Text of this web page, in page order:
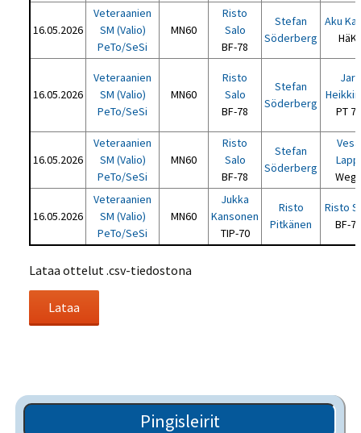
16.05.2026
Veteraanien
SM (Valio)
PeTo/SeSi
MN60
Risto
Salo
BF-78
Stefan
Söderberg
Aku
HäKi
16.05.2026
Veteraanien
SM (Valio)
PeTo/SeSi
MN60
Risto
Salo
BF-78
Stefan
Söderberg
Jari
PT 75
16.05.2026
Veteraanien
SM (Valio)
PeTo/SeSi
MN60
Risto
Salo
BF-78
Stefan
Söderberg
Vesa
Lappi
16.05.2026
Veteraanien
SM (Valio)
PeTo/SeSi
MN60
Jukka
Kansonen
TIP-70
Risto
Pitkänen
Risto
BF-
Lataa ottelut .csv-tiedostona
Pingisleirit